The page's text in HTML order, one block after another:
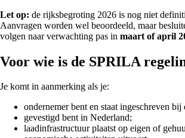
Let op: de rijksbegroting 2026 is nog niet
Aanvragen worden wel beoordeeld, maar
volgen naar verwachting pas in maart of april
Voor wie is de SPRILA
Je komt in aanmerking als je:
ondernemer bent en staat ingeschreven
gevestigd bent in Nederland;
laadinfrastructuur plaatst op eigen of